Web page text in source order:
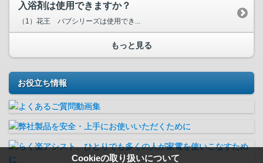
Cookieの取り扱いについて
入浴剤は使用できますか？
（1）花王 バブシリーズは使用でき...
もっと見る
お役立ち情報